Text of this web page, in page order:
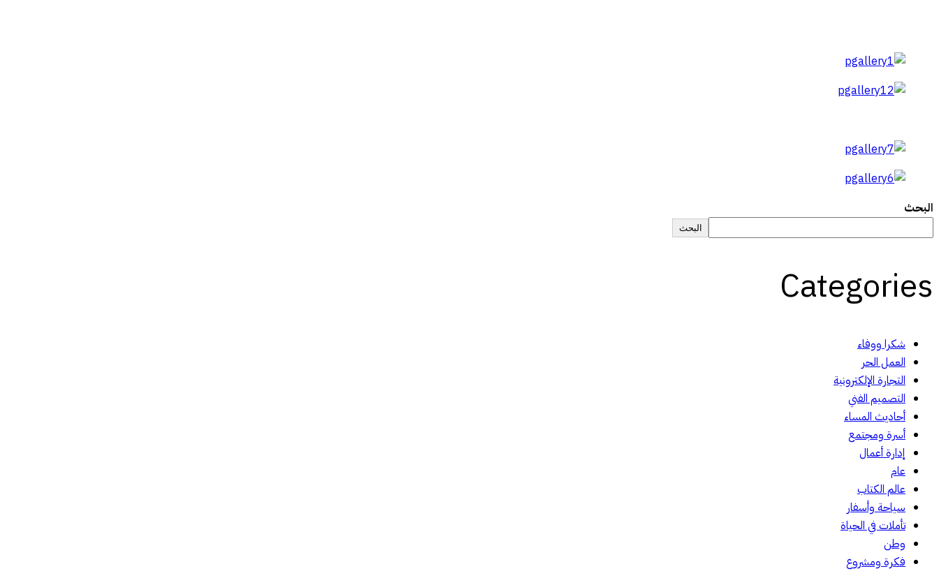
البحث
البحث
Categories
شكرا ووفاء
العمل الحر
التجارة الإلكترونية
التصميم الفني
أحاديث المساء
أسرة ومجتمع
إدارة أعمال
عام
عالم الكتاب
سياحة وأسفار
تأملات في الحياة
وطن
فكرة ومشروع